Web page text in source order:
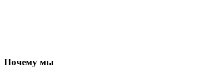
Почему мы